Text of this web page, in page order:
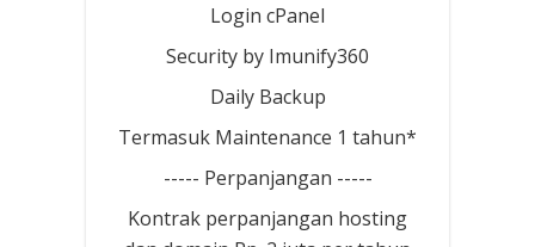
Login cPanel
Security by Imunify360
Daily Backup
Termasuk Maintenance 1 tahun*
----- Perpanjangan -----
Kontrak perpanjangan hosting